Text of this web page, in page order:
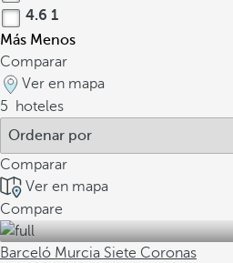
4.6 1
Más Menos
Comparar
Ver en mapa
5
hoteles
Comparar
Ver en mapa
Compare
Barceló Murcia Siete Coronas